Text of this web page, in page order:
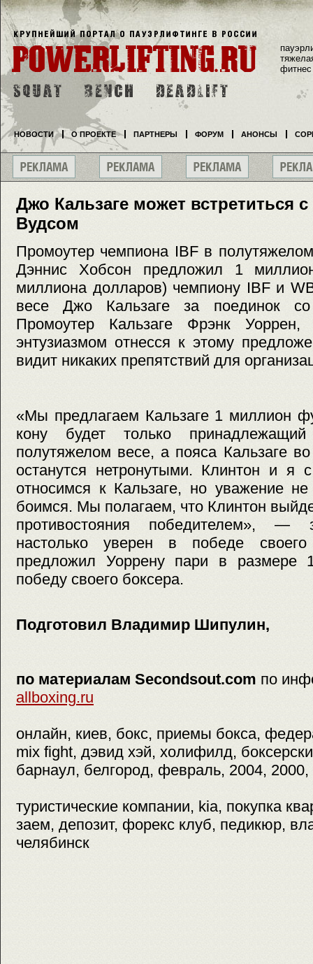
Джо Кальзаге может встретиться
Вудсом
Промоутер чемпиона IBF в
Дэннис Хобсон предложил 1
миллиона долларов) чемпиону IBF и
весе Джо Кальзаге за поединок
Промоутер Кальзаге Фрэнк
энтузиазмом отнесся к этому
видит никаких препятствий для
«Мы предлагаем Кальзаге 1 миллион
кону будет только
полутяжелом весе, а пояса Кальзаге
останутся нетронутыми. Клинтон и я
относимся к Кальзаге, но уважение
боимся. Мы полагаем, что Клинтон
противостояния победителем»,
настолько уверен в победе
предложил Уоррену пари в размере
победу своего боксера.
Подготовил Владимир Шипулин,
по материалам Secondsout.com по
allboxing.ru
онлайн, киев, бокс, приемы бокса,
mix fight, дэвид хэй, холифилд,
барнаул, белгород, февраль, 2004, 2000,
туристические компании, kia, покупка
заем, депозит, форекс клуб, педикюр,
челябинск
фитнес
НОВОСТИ О ПРОЕКТЕ ПАРТНЕРЫ ФОРУМ АНОНСЫ